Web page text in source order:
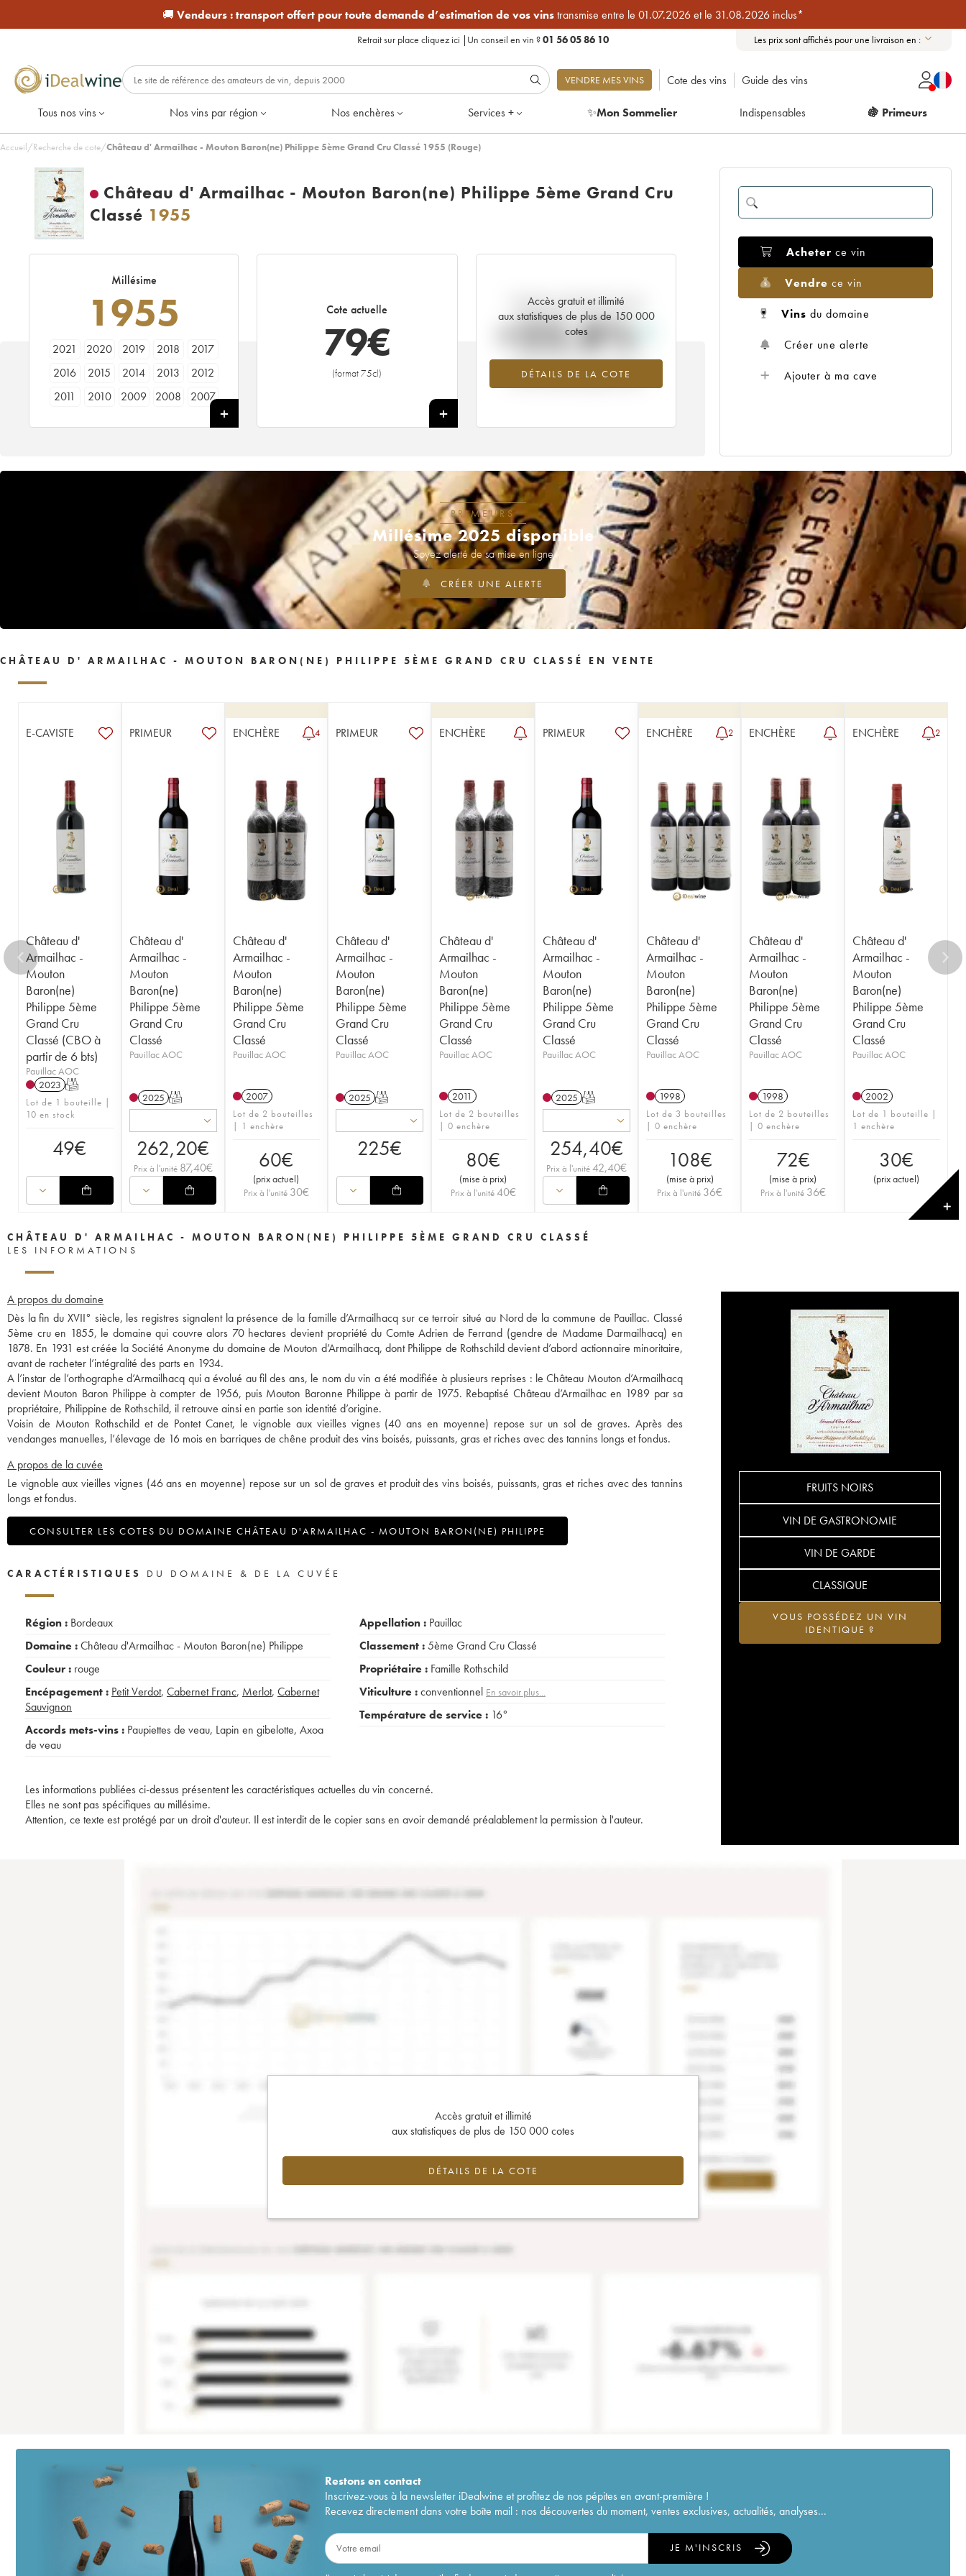
🚚 Vendeurs :transport offert pour toute demande d’estimation de vos vinstransmise entre le 01.07.2026 et le 31.08.2026 inclus*
Retrait sur place cliquez ici | Un conseil en vin ?01 56 05 86 10 Les prix sont affichés pour une livraison en :
VENDRE MES VINS Cote des vins Guide des vins
Tous nos vins Nos vins par région Nos enchères Services + ✨Mon Sommelier Indispensables 🍇 Primeurs
Accueil/Recherche de cote/Château d' Armailhac - Mouton Baron(ne) Philippe 5ème Grand Cru Classé 1955 (Rouge)
Château d' Armailhac - Mouton Baron(ne) Philippe 5ème Grand Cru
Classé 1955
Millésime
1955
2021 2020 2019 2018
2017
2016
2015 2014 2013
2012
2011
2010 2009 2008
2007
1996
1995 1994 1993
1992
1988
1987
1983
1982
1978
1977
1972
1968
1967
1963
1962
1961
1960 1959 1958
1957
1956
1955 1954 1953
1952
1938
1937 1934 1929
1928
Cote actuelle
79€
(format 75cl)
+
Accès gratuit et illimité
aux statistiques de plus de 150 000
cotes
DÉTAILS DE LA COTE
Tendance actuelle de la cote
+22.8%
Tendance à la hausse du millésime
1955 en 2026 par rapport à 2025
Acheter ce vin
Vendre ce vin
Vins du domaine
Créer une alerte
Ajouter à ma cave
PRIMEURS
Millésime 2025 disponible
Soyez alerté de sa mise en ligne
CRÉER UNE ALERTE
CHÂTEAU D' ARMAILHAC - MOUTON BARON(NE) PHILIPPE 5ÈME GRAND CRU CLASSÉ EN VENTE
E-CAVISTE
Château d'
Armailhac -
Mouton
Baron(ne)
Philippe 5ème
Grand Cru
Classé (CBO à
partir de 6 bts)
Pauillac AOC
2023 T
Lot de 1 bouteille |
10 en stock
49€
PRIMEUR
Château d'
Armailhac -
Mouton
Baron(ne)
Philippe 5ème
Grand Cru
Classé
Pauillac AOC
2025 T
262,20€
Prix à l'unité 87,40€
ENCHÈRE 4
Château d'
Armailhac -
Mouton
Baron(ne)
Philippe 5ème
Grand Cru
Classé
Pauillac AOC
2007
Lot de 2 bouteilles
| 1 enchère
60€
(prix actuel)
Prix à l'unité 30€
PRIMEUR
Château d'
Armailhac -
Mouton
Baron(ne)
Philippe 5ème
Grand Cru
Classé
Pauillac AOC
2025 T
225€
ENCHÈRE
Château d'
Armailhac -
Mouton
Baron(ne)
Philippe 5ème
Grand Cru
Classé
Pauillac AOC
2011
Lot de 2 bouteilles
| 0 enchère
80€
(mise à prix)
Prix à l'unité 40€
PRIMEUR
Château d'
Armailhac -
Mouton
Baron(ne)
Philippe 5ème
Grand Cru
Classé
Pauillac AOC
2025 T
254,40€
Prix à l'unité42,40€
ENCHÈRE 2
Château d'
Armailhac -
Mouton
Baron(ne)
Philippe 5ème
Grand Cru
Classé
Pauillac AOC
1998
Lot de 3 bouteilles
| 0 enchère
108€
(mise à prix)
Prix à l'unité 36€
ENCHÈRE
Château d'
Armailhac -
Mouton
Baron(ne)
Philippe 5ème
Grand Cru
Classé
Pauillac AOC
1998
Lot de 2 bouteilles
| 0 enchère
72€
(mise à prix)
Prix à l'unité 36€
ENCHÈRE 2
Château d'
Armailhac -
Mouton
Baron(ne)
Philippe 5ème
Grand Cru
Classé
Pauillac AOC
2002
Lot de 1 bouteille |
1 enchère
30€
(prix actuel)
✕
CHÂTEAU D' ARMAILHAC - MOUTON BARON(NE) PHILIPPE 5ÈME GRAND CRU CLASSÉ
LES INFORMATIONS
A propos du domaine
Dès la fin du XVII° siècle, les registres signalent la présence de la famille d’Armailhacq sur ce terroir situé au Nord de la commune de Pauillac. Classé
5ème cru en 1855, le domaine qui couvre alors 70 hectares devient propriété du Comte Adrien de Ferrand (gendre de Madame Darmailhacq) en
1878. En 1931 est créée la Société Anonyme du domaine de Mouton d’Armailhacq, dont Philippe de Rothschild devient d’abord actionnaire minoritaire,
avant de racheter l’intégralité des parts en 1934.
A l’instar de l’orthographe d’Armailhacq qui a évolué au fil des ans, le nom du vin a été modifiée à plusieurs reprises : le Château Mouton d’Armailhacq
devient Mouton Baron Philippe à compter de 1956, puis Mouton Baronne Philippe à partir de 1975. Rebaptisé Château d’Armailhac en 1989 par sa
propriétaire, Philippine de Rothschild, il retrouve ainsi en partie son identité d’origine.
Voisin de Mouton Rothschild et de Pontet Canet, le vignoble aux vieilles vignes (40 ans en moyenne) repose sur un sol de graves. Après des
vendanges manuelles, l’élevage de 16 mois en barriques de chêne produit des vins boisés, puissants, gras et riches avec des tannins longs et fondus.
A propos de la cuvée
Le vignoble aux vieilles vignes (46 ans en moyenne) repose sur un sol de graves et produit des vins boisés, puissants, gras et riches avec des tannins
longs et fondus.
CONSULTER LES COTES DU DOMAINE CHÂTEAU D'ARMAILHAC - MOUTON BARON(NE) PHILIPPE
FRUITS NOIRS
VIN DE GASTRONOMIE
VIN DE GARDE
CLASSIQUE
VOUS POSSÉDEZ UN VIN
IDENTIQUE ?
CARACTÉRISTIQUES DU DOMAINE & DE LA CUVÉE
Région : Bordeaux
Domaine :Château d'Armailhac - Mouton Baron(ne) Philippe
Couleur : rouge
Encépagement : Petit Verdot, Cabernet Franc, Merlot, Cabernet
Sauvignon
Accords mets-vins : Paupiettes de veau, Lapin en gibelotte, Axoa
de veau
Appellation : Pauillac
Classement :5ème Grand Cru Classé
Propriétaire : Famille Rothschild
Viticulture :conventionnel En savoir plus...
Température de service : 16°
Les informations publiées ci-dessus présentent les caractéristiques actuelles du vin concerné.
Elles ne sont pas spécifiques au millésime.
Attention, ce texte est protégé par un droit d'auteur. Il est interdit de le copier sans en avoir demandé préalablement la permission à l'auteur.
Accès gratuit et illimité
aux statistiques de plus de 150 000 cotes
DÉTAILS DE LA COTE
Restons encontact
Inscrivez-vous à la newsletter iDealwine et profitez de nos pépites en avant-première !
Recevez directement dans votre boîte mail : nos découvertes du moment, ventes exclusives, actualités, analyses...
JE M'INSCRIS